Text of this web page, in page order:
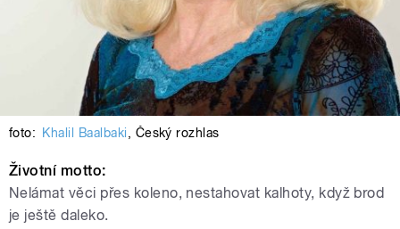
foto: Khalil Baalbaki, Český rozhlas
Životní motto:
Nelámat věci přes koleno, nestahovat kalhoty, když brod
je ještě daleko.